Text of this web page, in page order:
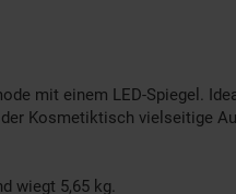
mit einem LED-Spiegel.
Kosmetiktisch vielseitige
wiegt 5,65 kg.